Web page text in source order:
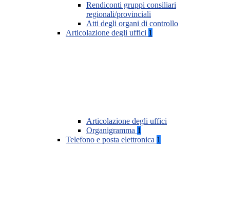
Rendiconti gruppi consiliari
regionali/provinciali
Atti degli organi di controllo
Articolazione degli uffici 1
Articolazione degli uffici
Organigramma 1
Telefono e posta elettronica 1